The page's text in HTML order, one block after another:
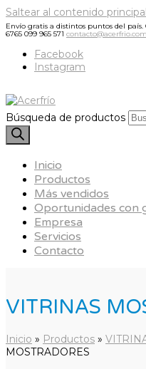
Saltear al contenido principal
Envío gratis a distintos puntos del
6765 099 965 571
Facebook
Instagram
Búsqueda de productos
Inicio
Productos
Más vendidos
Oportunidades con
Empresa
Servicios
Contacto
VITRINAS
Inicio » Productos »
MOSTRADORES